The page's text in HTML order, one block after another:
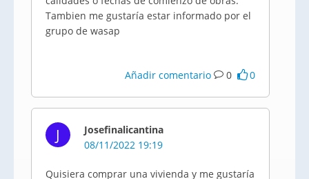
Tambien me gustaría estar informado por el
grupo de wasap
Añadir comentario 0 0
J
Josefinalicantina
08/11/2022 19:19
Quisiera comprar una vivienda y me gustaría